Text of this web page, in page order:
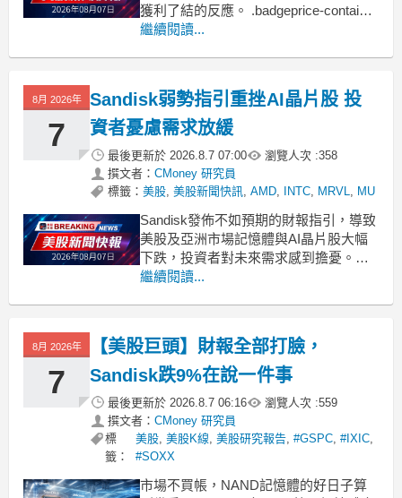
獲利了結的反應。 .badgeprice-container
{
gap: 1rem !important;
繼續閱讀...
8月 2026年
7
Sandisk弱勢指引重挫AI晶片股 投
資者憂慮需求放緩
最後更新於 2026.8.7 07:00 瀏覽人次 :358
撰文者： CMoney 研究員
標籤： 美股, 美股新聞快訊, AMD, INTC, MRVL, MU
Sandisk發佈不如預期的財報指引，導致
美股及亞洲市場記憶體與AI晶片股大幅
下跌，投資者對未來需求感到擔憂。
.badgeprice-container {
gap: 1rem !important;
繼續閱讀...
8月 2026年
7
【美股巨頭】財報全部打臉，
Sandisk跌9%在說一件事
最後更新於 2026.8.7 06:16 瀏覽人次 :559
撰文者： CMoney 研究員
標
籤：
美股,美股K線,美股研究報告,#GSPC,#IXIC,
#SOXX
市場不買帳，NAND記憶體的好日子算